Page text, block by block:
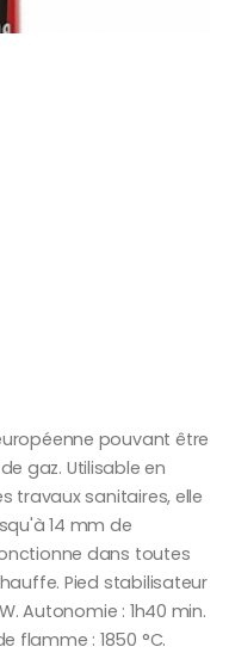
pouvant être
gaz. Utilisable en
travaux sanitaires, elle
14 mm de
dans toutes
Pied stabilisateur
Autonomie : 1h40 min.
flamme : 1850 °C.